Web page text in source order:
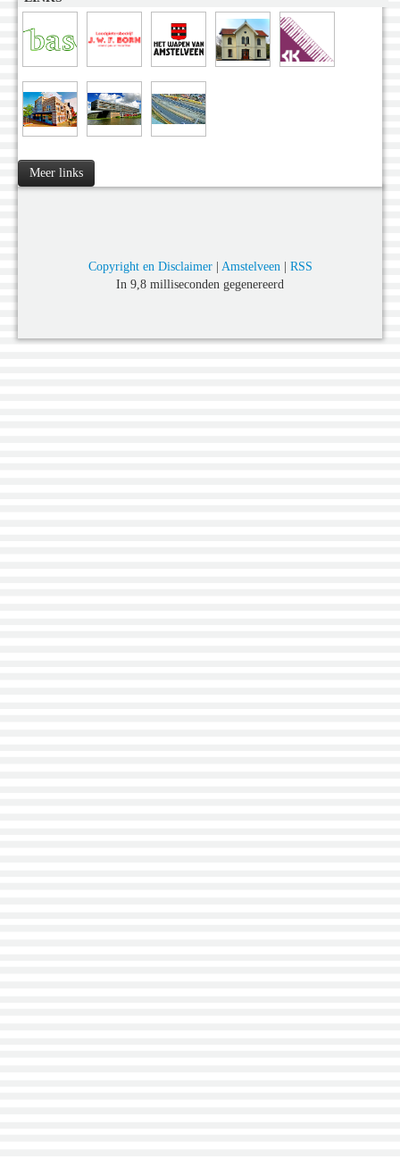
Meer links
Copyright en Disclaimer| Amstelveen| RSS
In 9,8 milliseconden gegenereerd